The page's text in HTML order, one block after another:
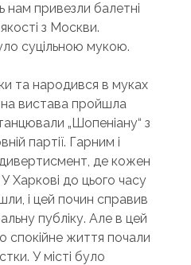
нам привезли балетні
з Москви.
суцільною мукою.
та народився в муках
вистава пройшла
„Шопеніану“ з
партії. Гарним і
де кожен
Харкові до цього часу
і цей почин справив
публіку. Але в цей
спокійне життя почали
У місті було